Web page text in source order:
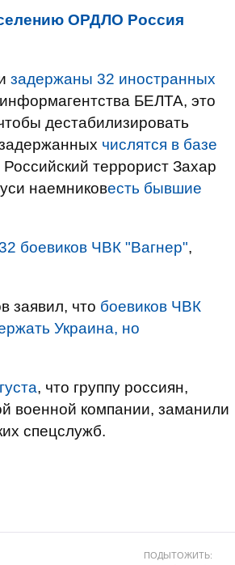
ОРДЛО Россия
задержаны 32 иностранных
БЕЛТА, это
дестабилизировать
числятся в базе
террорист Захар
наемниковесть бывшие
боевиков ЧВК "Вагнер",
заявил, что боевиков ЧВК
Украина, но
, что группу россиян,
военной компании, заманили
спецслужб.
ПОДЫТОЖИТЬ: